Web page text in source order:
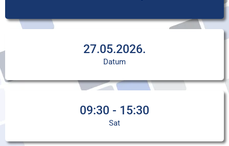
27.05.2026.
Datum
09:30 - 15:30
Sat